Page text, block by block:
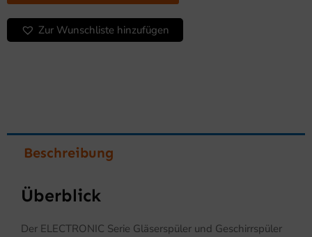
Zur Wunschliste hinzufügen
Beschreibung
Überblick
Der ELECTRONIC Serie Gläserspüler und Geschirrspüler